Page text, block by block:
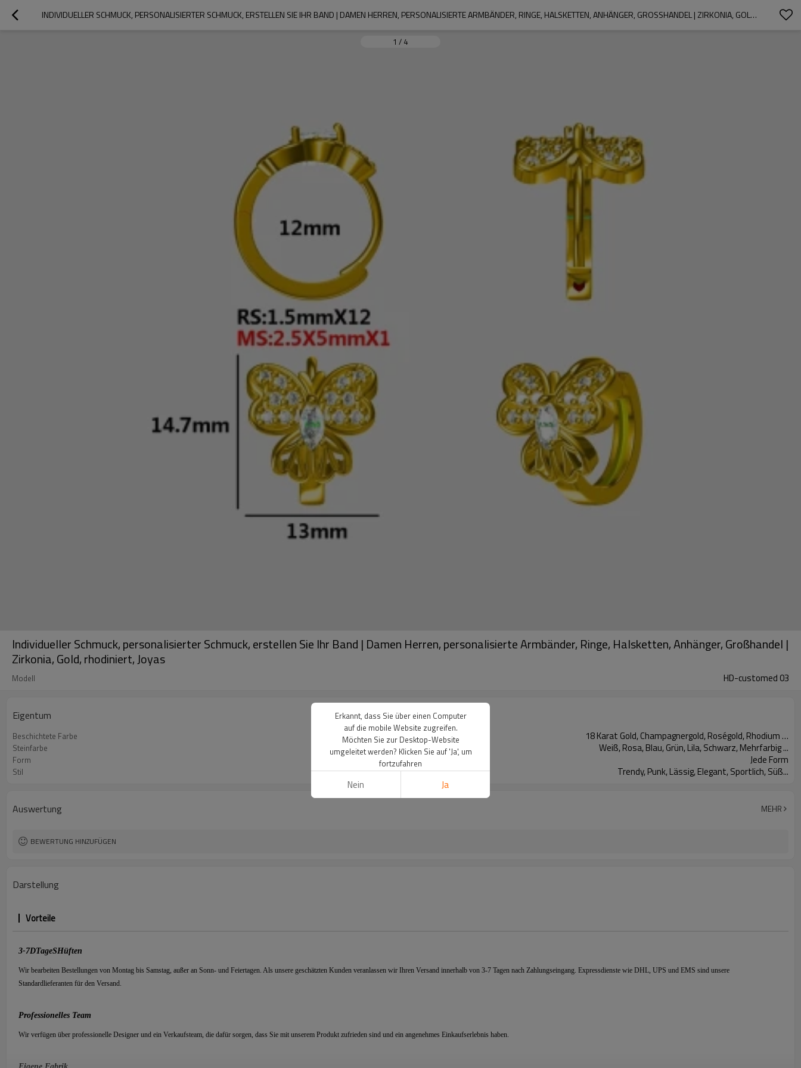
INDIVIDUELLER SCHMUCK, PERSONALISIERTER SCHMUCK, ERSTELLEN SIE IHR BAND | DAMEN HERREN, PERSONALISIERTE ARMBÄNDER, RINGE, HALSKETTEN, ANHÄNGER, GROSSHANDEL | ZIRKONIA, GOLD, RHODINIERT, JOYAS
1 / 4
Individueller Schmuck, personalisierter Schmuck, erstellen Sie Ihr Band | Damen Herren, personalisierte Armbänder, Ringe, Halsketten, Anhänger, Großhandel |
Zirkonia, Gold, rhodiniert, Joyas
Modell HD-customed 03
Eigentum
Beschichtete Farbe 18 Karat Gold, Champagnergold, Roségold, Rhodium …
Steinfarbe Weiß, Rosa, Blau, Grün, Lila, Schwarz, Mehrfarbig ...
Form Jede Form
Stil Trendy, Punk, Lässig, Elegant, Sportlich, Süß...
Auswertung MEHR
BEWERTUNG HINZUFÜGEN
Darstellung
Vorteile
3-7DTageSHüften
Wir bearbeiten Bestellungen von Montag bis Samstag, außer an Sonn- und Feiertagen. Als unsere geschätzten Kunden veranlassen wir Ihren Versand innerhalb von 3-7 Tagen nach Zahlungseingang. Expressdienste wie DHL, UPS und EMS sind unsere
Standardlieferanten für den Versand.
Professionelles Team
Wir verfügen über professionelle Designer und ein Verkaufsteam, die dafür sorgen, dass Sie mit unserem Produkt zufrieden sind und ein angenehmes Einkaufserlebnis haben.
Erkannt, dass Sie über einen Computer
auf die mobile Website zugreifen.
Möchten Sie zur Desktop-Website
umgeleitet werden? Klicken Sie auf 'Ja', um
fortzufahren
Nein Ja